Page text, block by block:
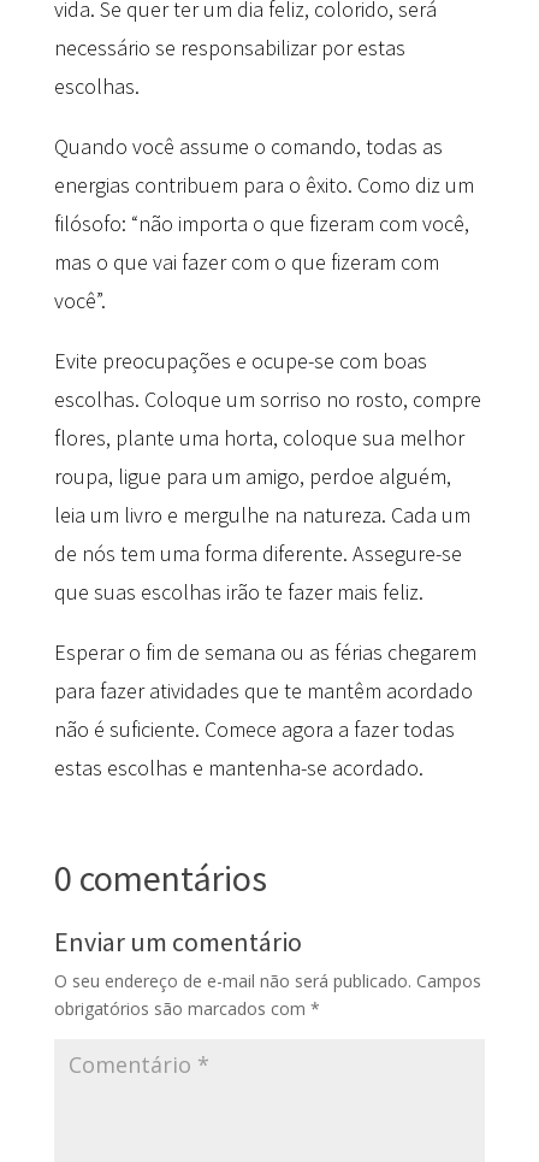
vida. Se quer ter um dia feliz, colorido, será
necessário se responsabilizar por estas
escolhas.
Quando você assume o comando, todas as
energias contribuem para o êxito. Como diz um
filósofo: “não importa o que fizeram com você,
mas o que vai fazer com o que fizeram com
você”.
Evite preocupações e ocupe-se com boas
escolhas. Coloque um sorriso no rosto, compre
flores, plante uma horta, coloque sua melhor
roupa, ligue para um amigo, perdoe alguém,
leia um livro e mergulhe na natureza. Cada um
de nós tem uma forma diferente. Assegure-se
que suas escolhas irão te fazer mais feliz.
Esperar o fim de semana ou as férias chegarem
para fazer atividades que te mantêm acordado
não é suficiente. Comece agora a fazer todas
estas escolhas e mantenha-se acordado.
0 comentários
Enviar um comentário
O seu endereço de e-mail não será publicado. Campos
obrigatórios são marcados com *